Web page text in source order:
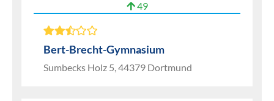
49
Bert-Brecht-Gymnasium
Sumbecks Holz 5, 44379 Dortmund